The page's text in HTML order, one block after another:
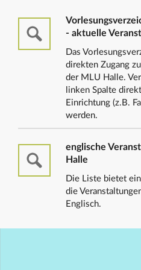
- aktuelle
Das
direkten Zugang
der MLU Halle.
linken Spalte
Einrichtung (z.B.
werden.
englische
Halle
Die Liste bietet
die
Englisch.